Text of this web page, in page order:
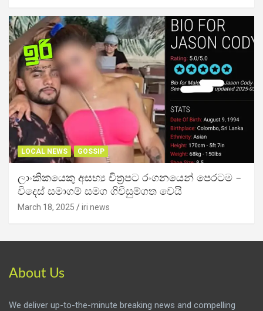
LOCAL NEWS GOSSIP
ලාංකිකයෙකු අසභ්‍ය චිත්‍රපට රංගනයෙන් පෙරටම –
විදෙස් සමාගම් සමග ගිවිසුම්ගත වෙයි
March 18, 2025 iri news
About Us
We deliver up-to-the-minute breaking news and compelling